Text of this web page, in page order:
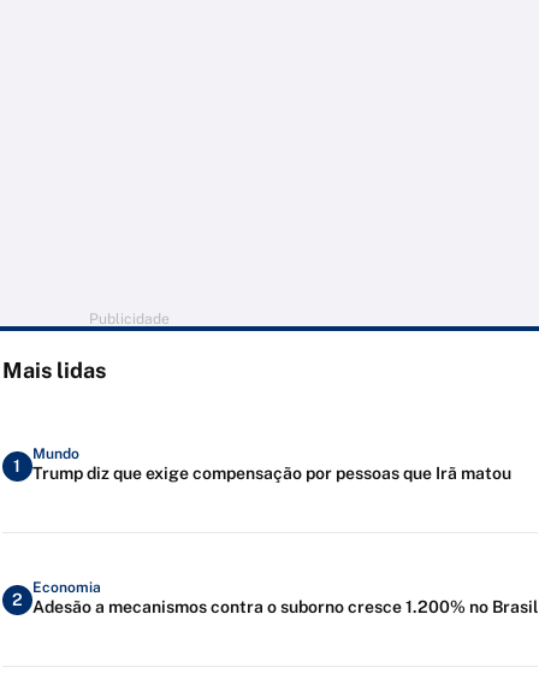
Publicidade
Mais lidas
1
Mundo
Trump diz que exige compensação por pessoas que Irã matou
2
Economia
Adesão a mecanismos contra o suborno cresce 1.200% no Brasil